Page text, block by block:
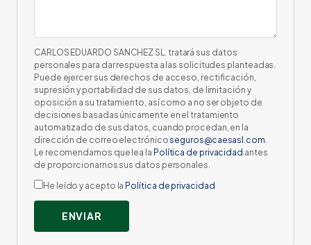
CARLOS EDUARDO SANCHEZ SL. tratará sus datos
personales para dar respuesta a las solicitudes planteadas.
Puede ejercer sus derechos de acceso, rectificación,
supresión y portabilidad de sus datos, de limitación y
oposición a su tratamiento, así como a no ser objeto de
decisiones basadas únicamente en el tratamiento
automatizado de sus datos, cuando procedan, en la
dirección de correo electrónico seguros@caesasl.com.
Le recomendamos que lea la Política de privacidad antes
de proporcionarnos sus datos personales.
He leído y acepto la Política de privacidad
ENVIAR